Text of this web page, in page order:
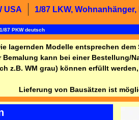
USA 1/87 LKW,
1/87 PKW deutsch
lagernden Modelle entsprechen dem
Bemalung kann bei einer Bestellung/
z.B. WM grau) können erfüllt
Lieferung von Bausätzen ist